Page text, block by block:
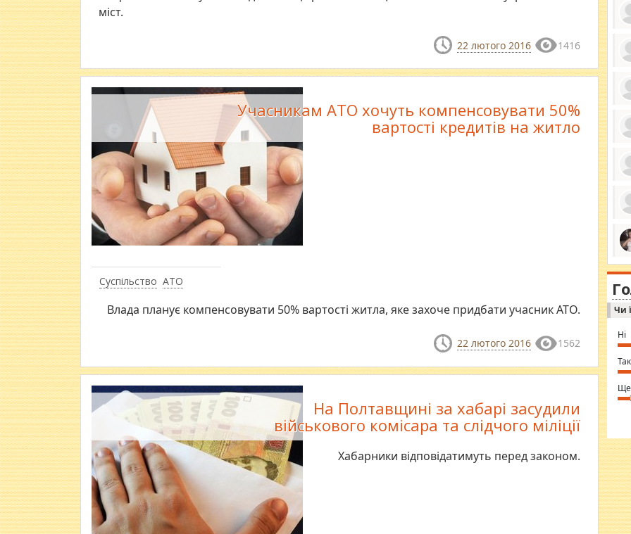
міст.
22 лютого 2016 1416
Суспільство АТО
Учасникам АТО хочуть компенсовувати 50%
вартості кредитів на житло
Влада планує компенсовувати 50% вартості житла, яке захоче придбати учасник АТО.
22 лютого 2016 1562
На Полтавщині за хабарі засудили
військового комісара та слідчого міліції
Хабарники відповідатимуть перед законом.
за
ми
in
⇒
Чи
Ні
Так
Ще